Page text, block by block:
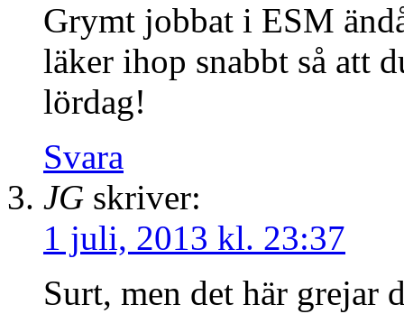
Grymt jobbat i ESM
läker ihop snabbt så att
lördag!
Svara
JG skriver:
1 juli, 2013 kl. 23:37
Surt, men det här grejar